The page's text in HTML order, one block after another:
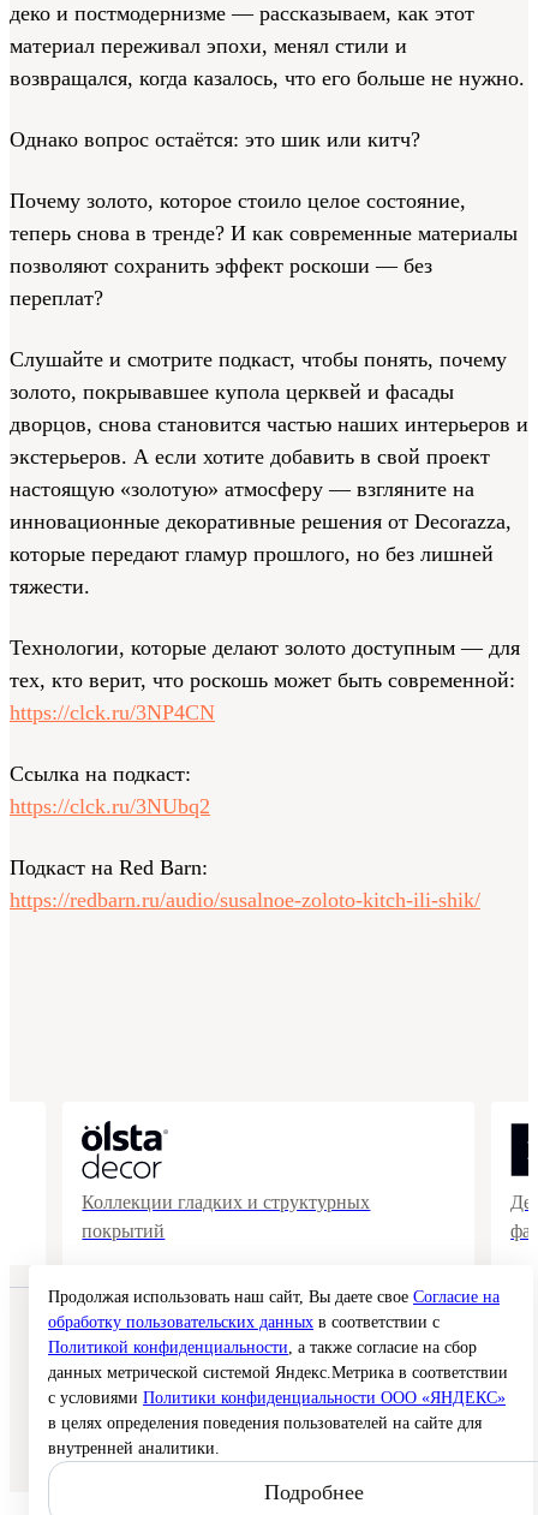
деко и постмодернизме — рассказываем, как этот
материал переживал эпохи, менял стили и
возвращался, когда казалось, что его больше не нужно.
Однако вопрос остаётся: это шик или китч?
Почему золото, которое стоило целое состояние,
теперь снова в тренде? И как современные материалы
позволяют сохранить эффект роскоши — без
переплат?
Слушайте и смотрите подкаст, чтобы понять, почему
золото, покрывавшее купола церквей и фасады
дворцов, снова становится частью наших интерьеров и
экстерьеров. А если хотите добавить в свой проект
настоящую «золотую» атмосферу — взгляните на
инновационные декоративные решения от Decorazza,
которые передают гламур прошлого, но без лишней
тяжести.
Технологии, которые делают золото доступным — для
тех, кто верит, что роскошь может быть современной:
https://clck.ru/3NP4CN
Ссылка на подкаст:
https://clck.ru/3NUbq2
Подкаст на Red Barn:
https://redbarn.ru/audio/susalnoe-zoloto-kitch-ili-shik/
Коллекции гладких и структурных
покрытий
© 2026 Interra Deco Group
Политика конфиденциальности
Согласие на обработку персональных данных
Публичная оферта
Карта сайта
Создание сайта —
Продолжая использовать наш сайт, Вы даете свое Согласие на
обработку пользовательских данных в соответствии с
Политикой конфиденциальности, а также согласие на сбор
данных метрической системой Яндекс.Метрика в соответствии
с условиями Политики конфиденциальности ООО «ЯНДЕКС»
в целях определения поведения пользователей на сайте для
внутренней аналитики.
Подробнее